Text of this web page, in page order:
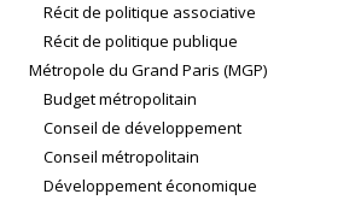
Récit de politique associative
Récit de politique publique
Métropole du Grand Paris (MGP)
Budget métropolitain
Conseil de développement
Conseil métropolitain
Développement économique